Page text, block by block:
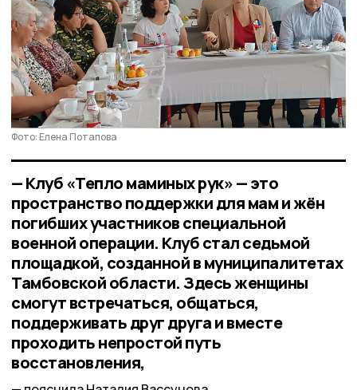
Фото: Елена Потапова
— Клуб «Тепло маминых рук» — это
пространство поддержки для мам и жён
погибших участников специальной
военной операции. Клуб стал седьмой
площадкой, созданной в муниципалитетах
Тамбовской области. Здесь женщины
смогут встречаться, общаться,
поддерживать друг друга и вместе
проходить непростой путь
восстановления,